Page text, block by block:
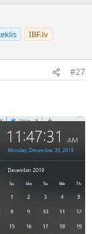
IBF.lv
#27